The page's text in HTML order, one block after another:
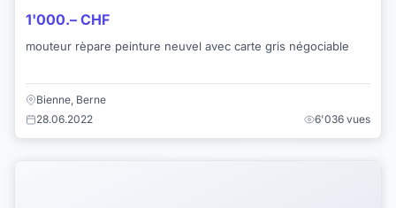
1'000.– CHF
mouteur rèpare peinture neuvel avec carte gris négociable
Bienne, Berne
28.06.2022
6'036 vues